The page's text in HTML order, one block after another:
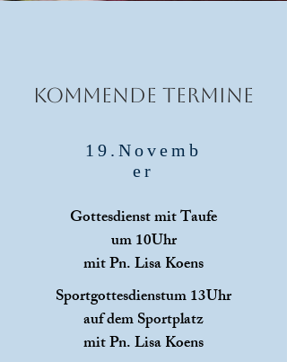
KOMMENDE TERMINE
19.Novemb
er
Gottesdienst mit Taufe
um 10Uhr
mit Pn. Lisa Koens
Sportgottesdienstum 13Uhr
auf dem Sportplatz
mit Pn. Lisa Koens